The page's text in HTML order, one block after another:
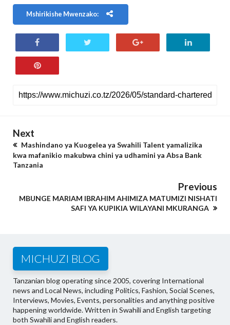
Mshirikishe Mwenzako:
Next
Mashindano ya Kuogelea ya Swahili Talent yamalizika
kwa mafanikio makubwa chini ya udhamini ya Absa Bank
Tanzania
Previous
MBUNGE MARIAM IBRAHIM AHIMIZA MATUMIZI NISHATI
SAFI YA KUPIKIA WILAYANI MKURANGA
MICHUZI BLOG
Tanzanian blog operating since 2005, covering International
news and Local News, including Politics, Fashion, Social Scenes,
Interviews, Movies, Events, personalities and anything positive
happening worldwide. Written in Swahili and English targeting
both Swahili and English readers.